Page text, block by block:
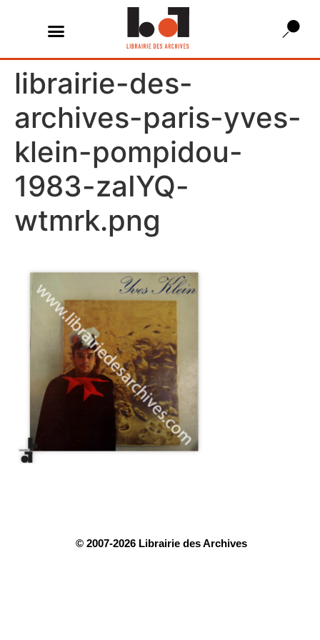
librairie-des-
archives-paris-yves-
klein-pompidou-
1983-zaIYQ-
wtmrk.png
© 2007-2026 Librairie des Archives